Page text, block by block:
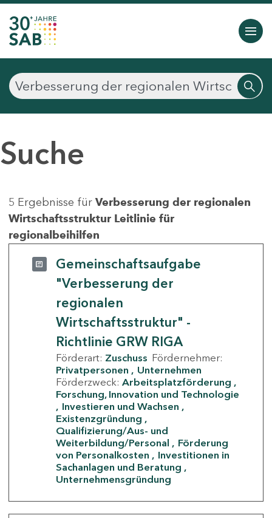
Suche
5 Ergebnisse für Verbesserung der regionalen
Wirtschaftsstruktur Leitlinie für
regionalbeihilfen
Gemeinschaftsaufgabe
"Verbesserung der
regionalen
Wirtschaftsstruktur" -
Richtlinie GRW RIGA
Förderart: Zuschuss Fördernehmer:
Privatpersonen
Unternehmen
Förderzweck: Arbeitsplatzförderung
Forschung, Innovation und Technologie
Investieren und Wachsen
Existenzgründung
Qualifizierung/Aus- und
Weiterbildung/Personal
Förderung
von Personalkosten
Investitionen in
Sachanlagen und Beratung
Unternehmensgründung